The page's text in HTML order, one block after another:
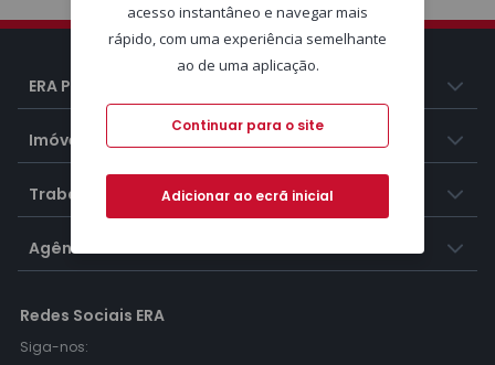
ERA Portugal
Imóveis
Trabalhar na ERA
Agências ERA
Redes Sociais ERA
Siga-nos:
acesso instantâneo e navegar mais
rápido, com uma experiência semelhante
ao de uma aplicação.
Continuar para o site
Adicionar ao ecrã inicial